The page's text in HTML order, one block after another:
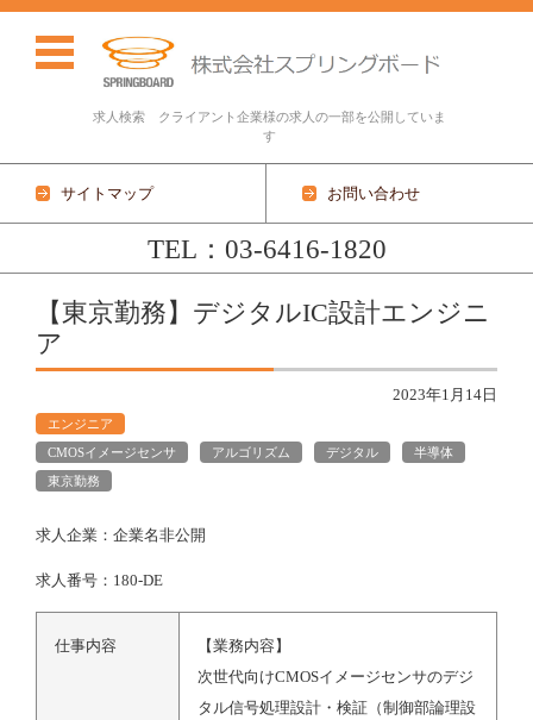
求人検索 クライアント企業様の求人の一部を公開していま
す
サイトマップ お問い合わせ
TEL：03-6416-1820
コンテンツに移動
【東京勤務】デジタルIC設計エンジニ
ア
2023年1月14日
エンジニア
CMOSイメージセンサ
アルゴリズム デジタル
半導体
東京勤務
求人企業：企業名非公開
求人番号：180-DE
仕事内容
【業務内容】
次世代向けCMOSイメージセンサのデジ
タル信号処理設計・検証（制御部論理設